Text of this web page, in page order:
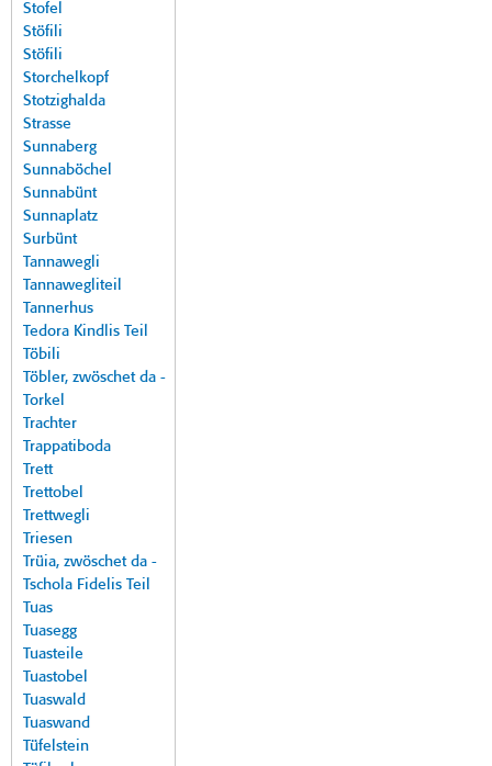
Stofel
Stöfili
Stöfili
Storchelkopf
Stotzighalda
Strasse
Sunnaberg
Sunnaböchel
Sunnabünt
Sunnaplatz
Surbünt
Tannawegli
Tannawegliteil
Tannerhus
Tedora Kindlis Teil
Töbili
Töbler, zwöschet da -
Torkel
Trachter
Trappatiboda
Trett
Trettobel
Trettwegli
Triesen
Trüia, zwöschet da -
Tschola Fidelis Teil
Tuas
Tuasegg
Tuasteile
Tuastobel
Tuaswald
Tuaswand
Tüfelstein